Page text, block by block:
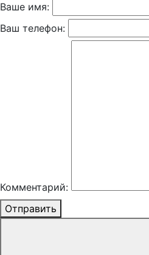
Ваше имя:
Ваш телефон:
Комментарий:
Отправить